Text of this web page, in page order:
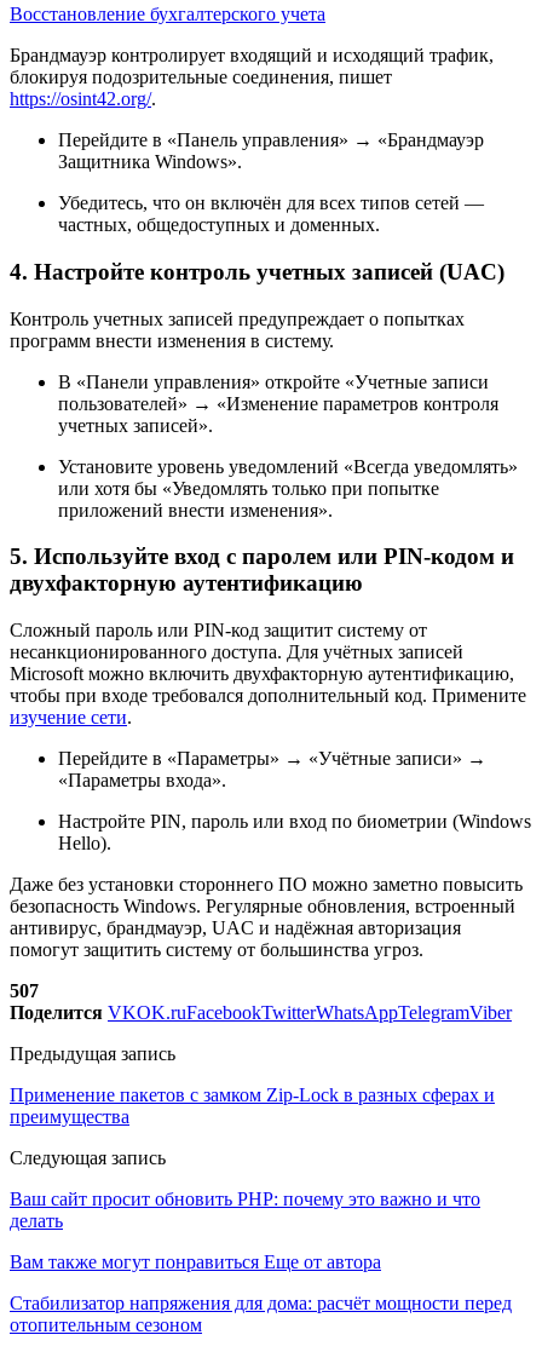
Восстановление бухгалтерского учета
Брандмауэр контролирует входящий и исходящий трафик,
блокируя подозрительные соединения, пишет
https://osint42.org/.
Перейдите в «Панель управления» → «Брандмауэр
Защитника Windows».
Убедитесь, что он включён для всех типов сетей —
частных, общедоступных и доменных.
4. Настройте контроль учетных записей (UAC)
Контроль учетных записей предупреждает о попытках
программ внести изменения в систему.
В «Панели управления» откройте «Учетные записи
пользователей» → «Изменение параметров контроля
учетных записей».
Установите уровень уведомлений «Всегда уведомлять»
или хотя бы «Уведомлять только при попытке
приложений внести изменения».
5. Используйте вход с паролем или PIN-кодом и
двухфакторную аутентификацию
Сложный пароль или PIN-код защитит систему от
несанкционированного доступа. Для учётных записей
Microsoft можно включить двухфакторную аутентификацию,
чтобы при входе требовался дополнительный код. Примените
изучение сети.
Перейдите в «Параметры» → «Учётные записи» →
«Параметры входа».
Настройте PIN, пароль или вход по биометрии (Windows
Hello).
Даже без установки стороннего ПО можно заметно повысить
безопасность Windows. Регулярные обновления, встроенный
антивирус, брандмауэр, UAC и надёжная авторизация
помогут защитить систему от большинства угроз.
507
Поделится VKOK.ruFacebookTwitterWhatsAppTelegramViber
Предыдущая запись
Применение пакетов с замком Zip-Lock в разных сферах и
преимущества
Следующая запись
Ваш сайт просит обновить PHP: почему это важно и что
делать
Вам также могут понравиться Еще от автора
Стабилизатор напряжения для дома: расчёт мощности перед
отопительным сезоном